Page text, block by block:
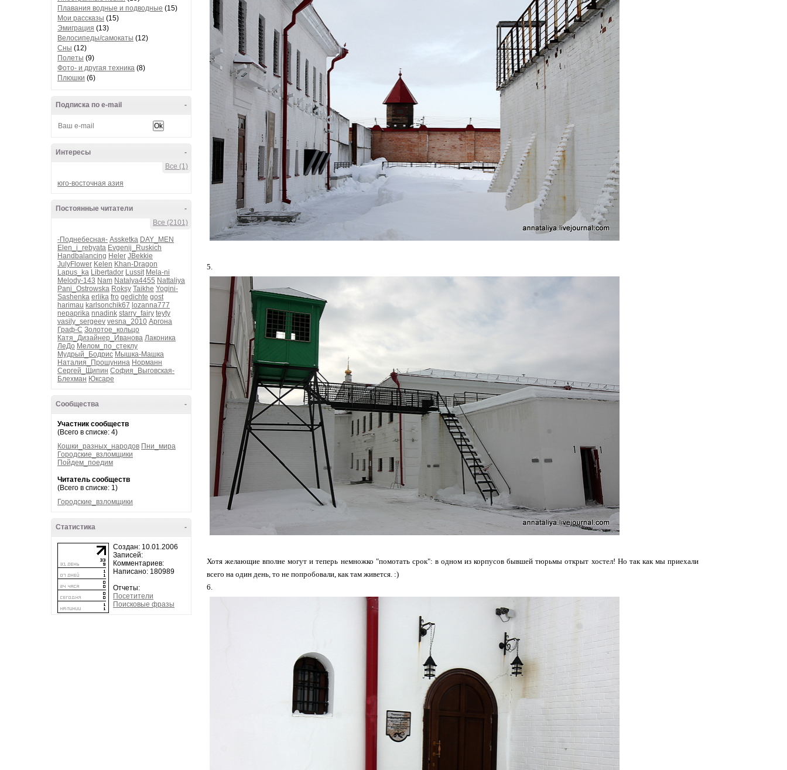
Плавания водные и подводные (15)
Мои рассказы (15)
Эмиграция (13)
Велосипеды/самокаты (12)
Сны (12)
Полеты (9)
Фото- и другая техника (8)
Плюшки (6)
-
Подписка по e-mail
-
Интересы
Все (1)
юго-восточная азия
-
Постоянные читатели
Все (2101)
-Поднебесная- Assketka DAY_MEN
Elen_i_rebyata Evgenij_Ruskich
Handbalancing Heler JBekkie
JulyFlower Kelen Khan-Dragon
Lapus_ka Libertador Lussit Mela-ni
Melody-143 Nam Natalya4455 Nattaliya
Pani_Ostrowska Roksy Taikhe Yogini-
Sashenka erlika fro gedichte gost
harimau karlsonchik67 lozanna777
nepaprika nnadink starry_fairy teyty
vasily_sergeev vesna_2010 Аргона
Граф-С Золотое_кольцо
Катя_Дизайнер_Иванова Лаконика
ЛеДо Мелом_по_стеклу
Мудрый_Бодрис Мышка-Машка
Наталия_Прошунина Норманн
Сергей_Щипин София_Выговская-
Блехман Юксаре
-
Сообщества
Участник сообществ
(Всего в списке: 4)
Кошки_разных_народов Пни_мира
Городские_взломщики
Пойдем_поедим
Читатель сообществ
(Всего в списке: 1)
Городские_взломщики
-
Статистика
Создан: 10.01.2006
Записей:
Комментариев:
Написано: 180989
Отчеты:
Посетители
Поисковые фразы
5.
Хотя желающие вполне могут и теперь немножко "помотать срок": в одном из корпусов бывшей тюрьмы открыт хостел! Но так как мы приехали
всего на один день, то не попробовали, как там живется. :)
6.